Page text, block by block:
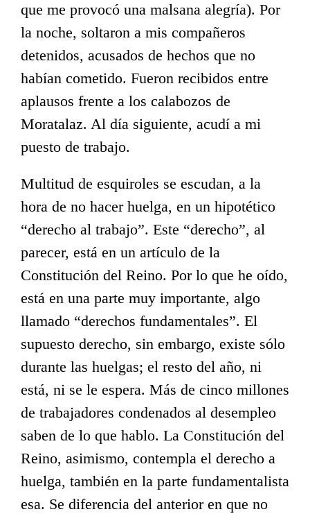
que me provocó una malsana alegría). Por
la noche, soltaron a mis compañeros
detenidos, acusados de hechos que no
habían cometido. Fueron recibidos entre
aplausos frente a los calabozos de
Moratalaz. Al día siguiente, acudí a mi
puesto de trabajo.
Multitud de esquiroles se escudan, a la
hora de no hacer huelga, en un hipotético
“derecho al trabajo”. Este “derecho”, al
parecer, está en un artículo de la
Constitución del Reino. Por lo que he oído,
está en una parte muy importante, algo
llamado “derechos fundamentales”. El
supuesto derecho, sin embargo, existe sólo
durante las huelgas; el resto del año, ni
está, ni se le espera. Más de cinco millones
de trabajadores condenados al desempleo
saben de lo que hablo. La Constitución del
Reino, asimismo, contempla el derecho a
huelga, también en la parte fundamentalista
esa. Se diferencia del anterior en que no